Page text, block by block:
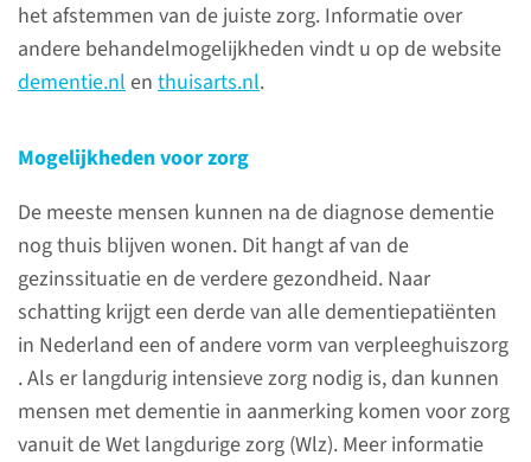
het afstemmen van de juiste zorg. Informatie over
andere behandelmogelijkheden vindt u op de website
dementie.nlen thuisarts.nl.
Mogelijkheden voor zorg
De meeste mensen kunnen na de diagnose dementie
nog thuis blijven wonen. Dit hangt af van de
gezinssituatie en de verdere gezondheid. Naar
schatting krijgt een derde van alle dementiepatiënten
in Nederland een of andere vorm van verpleeghuiszorg
. Als er langdurig intensieve zorg nodig is, dan kunnen
mensen met dementie in aanmerking komen voor zorg
vanuit de Wet langdurige zorg (Wlz). Meer informatie
contactformulier
Help mee
Steun het belangrijke
onderzoek naar
geheugenklachten, dementie
en Alzheimer. Help ons de zorg
nog verder te verbeteren. Elke
gift aan het Radboud Fonds is
welkom.